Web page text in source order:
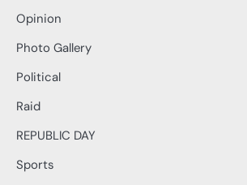
Opinion
Photo Gallery
Political
Raid
REPUBLIC DAY
Sports